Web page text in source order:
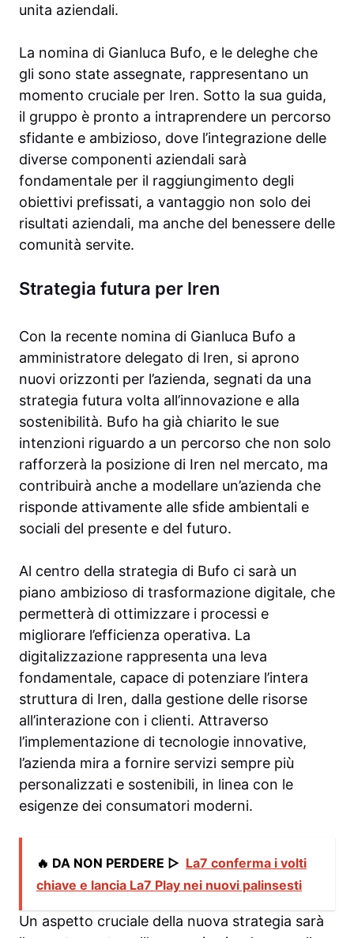
unita aziendali.
La nomina di Gianluca Bufo, e le deleghe che
gli sono state assegnate, rappresentano un
momento cruciale per Iren. Sotto la sua guida,
il gruppo è pronto a intraprendere un percorso
sfidante e ambizioso, dove l’integrazione delle
diverse componenti aziendali sarà
fondamentale per il raggiungimento degli
obiettivi prefissati, a vantaggio non solo dei
risultati aziendali, ma anche del benessere delle
comunità servite.
Strategia futura per Iren
Con la recente nomina di Gianluca Bufo a
amministratore delegato di Iren, si aprono
nuovi orizzonti per l’azienda, segnati da una
strategia futura volta all’innovazione e alla
sostenibilità. Bufo ha già chiarito le sue
intenzioni riguardo a un percorso che non solo
rafforzerà la posizione di Iren nel mercato, ma
contribuirà anche a modellare un’azienda che
risponde attivamente alle sfide ambientali e
sociali del presente e del futuro.
Al centro della strategia di Bufo ci sarà un
piano ambizioso di trasformazione digitale, che
permetterà di ottimizzare i processi e
migliorare l’efficienza operativa. La
digitalizzazione rappresenta una leva
fondamentale, capace di potenziare l’intera
struttura di Iren, dalla gestione delle risorse
all’interazione con i clienti. Attraverso
l’implementazione di tecnologie innovative,
l’azienda mira a fornire servizi sempre più
personalizzati e sostenibili, in linea con le
esigenze dei consumatori moderni.
🔥 DA NON PERDERE ▷ La7 conferma i volti
chiave e lancia La7 Play nei nuovi palinsesti
Un aspetto cruciale della nuova strategia sarà